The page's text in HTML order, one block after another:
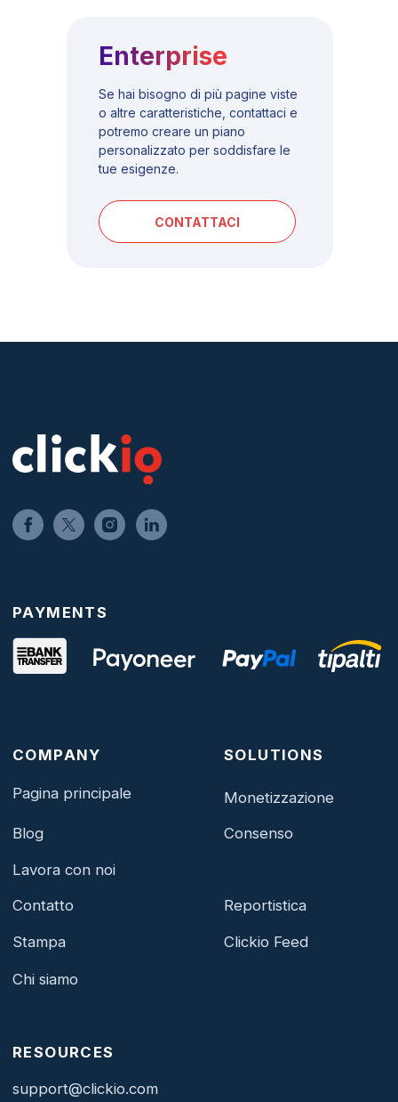
Enterprise
Se hai bisogno di più pagine viste
o altre caratteristiche, contattaci e
potremo creare un piano
personalizzato per soddisfare le
tue esigenze.
CONTATTACI